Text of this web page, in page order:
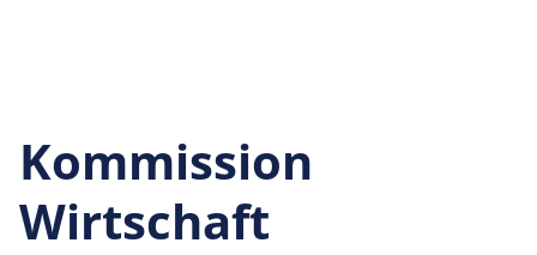
Kommission
Wirtschaft